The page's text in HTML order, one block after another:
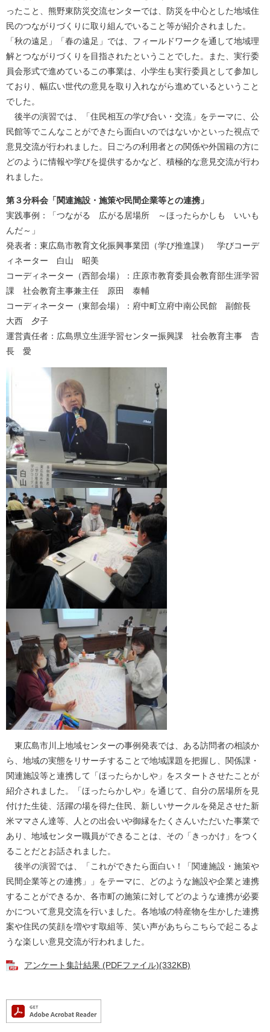
ったこと、熊野東防災交流センターでは、防災を中心とした地域住
民のつながりづくりに取り組んでいること等が紹介されました。
「秋の遠足」「春の遠足」では、フィールドワークを通して地域理
解とつながりづくりを目指されたということでした。また、実行委
員会形式で進めているこの事業は、小学生も実行委員として参加し
ており、幅広い世代の意見を取り入れながら進めているということ
でした。
後半の演習では、「住民相互の学び合い・交流」をテーマに、公
民館等でこんなことができたら面白いのではないかといった視点で
意見交流が行われました。日ごろの利用者との関係や外国籍の方に
どのように情報や学びを提供するかなど、積極的な意見交流が行わ
れました。
第３分科会「関連施設・施策や民間企業等との連携​」
​実践事例：「つながる 広がる居場所 ～ほったらかしも いいも
んだ～」
発表者：東広島市教育文化振興事業団（学び推進課） 学びコーデ
ィネーター 白山 昭美
コーディネーター（西部会場）：庄原市教育委員会教育部生涯学習
課 社会教育主事兼主任 原田 泰輔
コーディネーター（東部会場）：府中町立府中南公民館 副館長
大西 夕子
​運営責任者：広島県立生涯学習センター振興課 社会教育主事 𠮷
長 愛
東広島市川上地域センターの事例発表では、ある訪問者の相談か
ら、地域の実態をリサーチすることで地域課題を把握し、関係課・
関連施設等と連携して「ほったらかしや」をスタートさせたことが
紹介されました。「ほったらかしや」を通じて、自分の居場所を見
付けた生徒、活躍の場を得た住民、新しいサークルを発足させた新
米ママさん達等、人との出会いや御縁をたくさんいただいた事業で
あり、地域センター職員ができることは、その「きっかけ」をつく
ることだとお話されました。
後半の演習では、「これができたら面白い！「関連施設・施策や
民間企業等との連携」」をテーマに、どのような施設や企業と連携
することができるか、各市町の施策に対してどのような連携が必要
かについて意見交流を行いました。各地域の特産物を生かした連携
案や住民の笑顔を増やす取組等、笑い声があちらこちらで起こるよ
うな楽しい意見交流が行われました。
アンケート集計結果 (PDFファイル)(332KB)